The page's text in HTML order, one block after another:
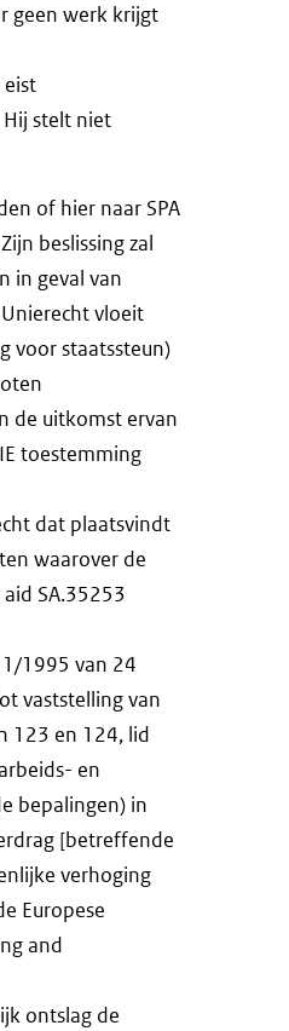
geen werk krijgt
stelt niet
of hier naar SPA
beslissing zal
in geval van
vloeit
voor staatssteun)
de uitkomst ervan
toestemming
dat plaatsvindt
waarover de
SA.35253
1995 van 24
vaststelling van
123 en 124, lid
en
bepalingen) in
[betreffende
verhoging
Europese
and
ontslag de